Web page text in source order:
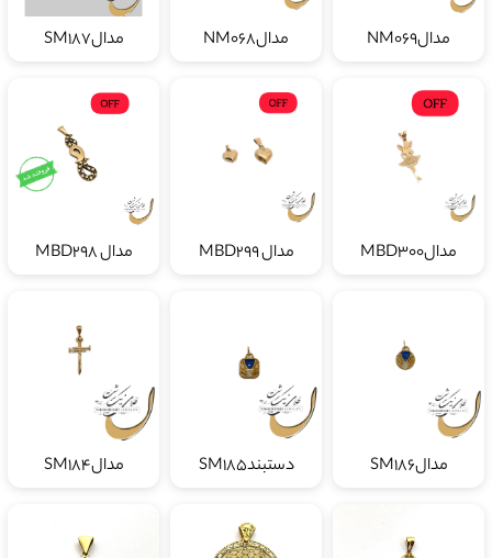
مدالNM069 مدالNM068 مدالSM187
مدالMBD300 مدال MBD299 مدال MBD298
مدالSM186 دستبندSM185 مدالSM184